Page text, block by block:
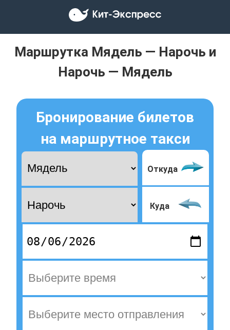
Маршрутка Мядель — Нарочь и
Нарочь — Мядель
Бронирование билетов
на маршрутное такси
Откуда
Куда